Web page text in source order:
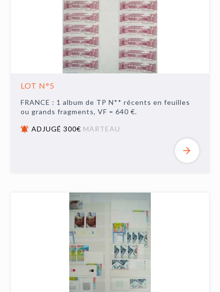
LOT N°5
FRANCE : 1 album de TP N** récents en feuilles
ou grands fragments, VF = 640 €.
ADJUGÉ 300€ MARTEAU